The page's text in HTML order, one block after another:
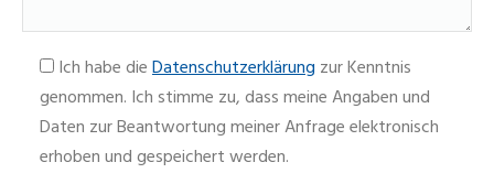
Ich habe dieDatenschutzerklärung zur Kenntnis
genommen. Ich stimme zu, dass meine Angaben und
Daten zur Beantwortung meiner Anfrage elektronisch
erhoben und gespeichert werden.